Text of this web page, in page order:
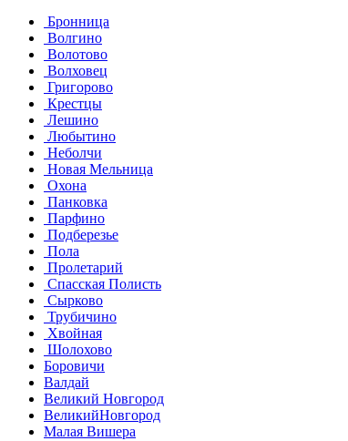
Бронница
Волгино
Волотово
Волховец
Григорово
Крестцы
Лешино
Любытино
Неболчи
Новая Мельница
Охона
Панковка
Парфино
Подберезье
Пола
Пролетарий
Спасская Полисть
Сырково
Трубичино
Хвойная
Шолохово
Боровичи
Валдай
Великий Новгород
ВеликийНовгород
Малая Вишера